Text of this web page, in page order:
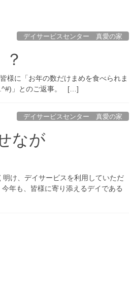
デイサービスセンター 真愛の家
様に「お年の数だけまめを食べられま
」とのご返事。 […]
デイサービスセンター 真愛の家
なが
け、デイサービスを利用していただ
年も、皆様に寄り添えるデイである